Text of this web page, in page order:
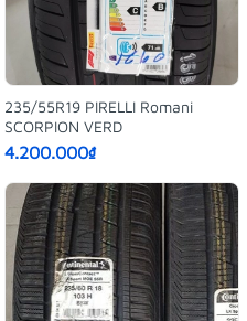
235/55R19 PIRELLI Romani
SCORPION VERD
4.200.000₫